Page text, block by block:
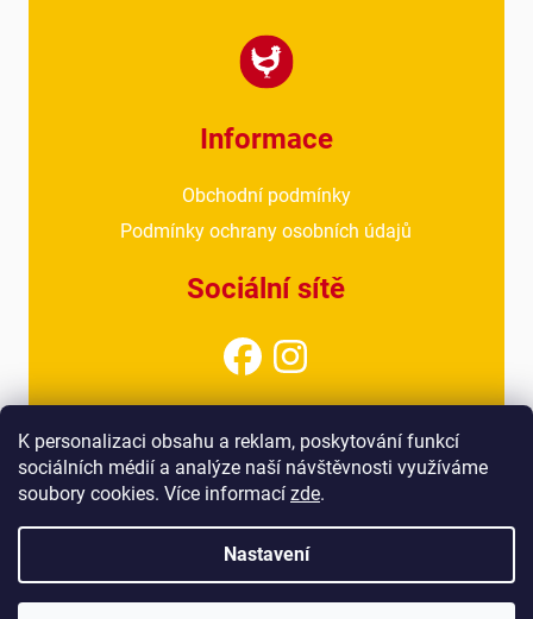
K personalizaci obsahu a reklam, poskytování funkcí
sociálních médií a analýze naší návštěvnosti využíváme
soubory cookies. Více informací zde.
Nastavení
Informace
Obchodní podmínky
Podmínky ochrany osobních údajů
Sociální sítě
info@drubezarnahoresovice.cz
Vytvořil Shoptet
& Štefan Mazáň